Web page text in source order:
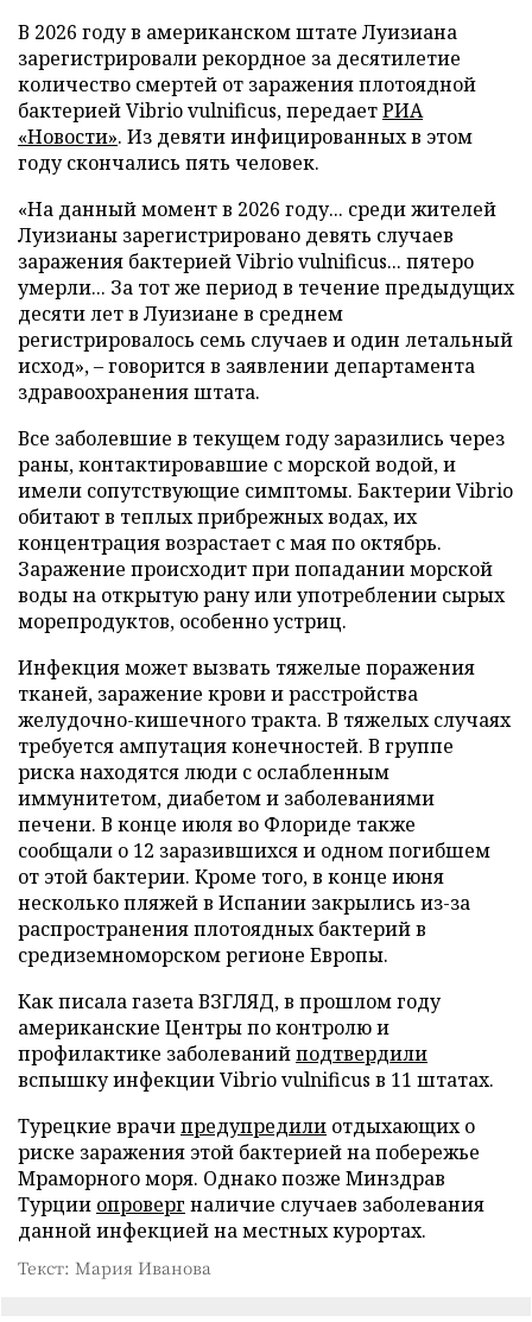
В 2026 году в американском штате Луизиана
зарегистрировали рекордное за десятилетие
количество смертей от заражения плотоядной
бактерией Vibrio vulnificus, передаетРИА
«Новости». Из девяти инфицированных в этом
году скончались пять человек.
«На данный момент в 2026 году... среди жителей
Луизианы зарегистрировано девять случаев
заражения бактерией Vibrio vulnificus... пятеро
умерли... За тот же период в течение предыдущих
десяти лет в Луизиане в среднем
регистрировалось семь случаев и один летальный
исход», – говорится в заявлении департамента
здравоохранения штата.
Все заболевшие в текущем году заразились через
раны, контактировавшие с морской водой, и
имели сопутствующие симптомы. Бактерии Vibrio
обитают в теплых прибрежных водах, их
концентрация возрастает с мая по октябрь.
Заражение происходит при попадании морской
воды на открытую рану или употреблении сырых
морепродуктов, особенно устриц.
Инфекция может вызвать тяжелые поражения
тканей, заражение крови и расстройства
желудочно-кишечного тракта. В тяжелых случаях
требуется ампутация конечностей. В группе
риска находятся люди с ослабленным
иммунитетом, диабетом и заболеваниями
печени. В конце июля во Флориде также
сообщали о 12 заразившихся и одном погибшем
от этой бактерии. Кроме того, в конце июня
несколько пляжей в Испании закрылись из-за
распространения плотоядных бактерий в
средиземноморском регионе Европы.
Как писала газета ВЗГЛЯД, в прошлом году
американские Центры по контролю и
профилактике заболеванийподтвердили
вспышку инфекции Vibrio vulnificus в 11 штатах.
Турецкие врачипредупредили отдыхающих о
риске заражения этой бактерией на побережье
Мраморного моря. Однако позже Минздрав
Турции опроверг наличие случаев заболевания
данной инфекцией на местных курортах.
Текст: Мария Иванова